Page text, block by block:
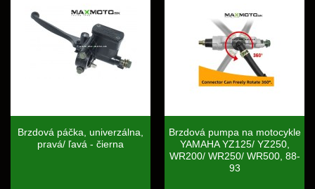
Brzdová páčka, univerzálna,
pravá/ ľavá - čierna
Brzdová pumpa na motocykle
YAMAHA YZ125/ YZ250,
WR200/ WR250/ WR500, 88-
93